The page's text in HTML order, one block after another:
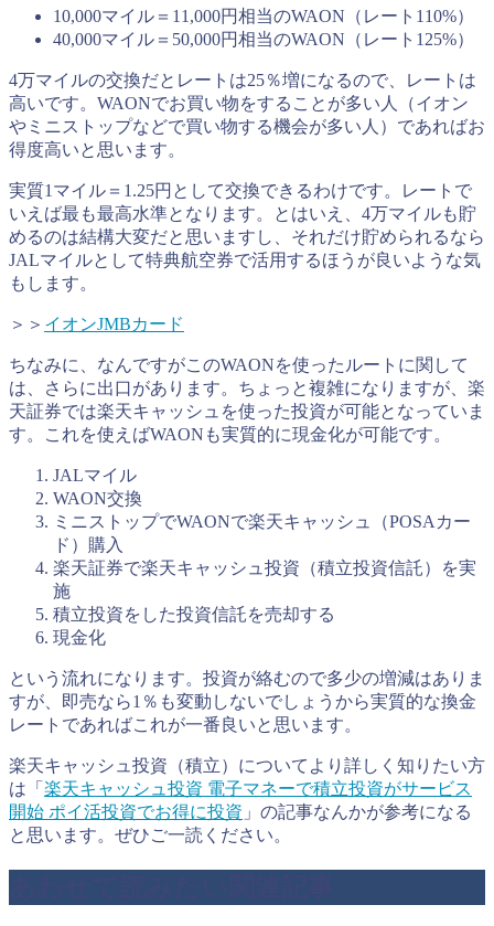
10,000マイル＝11,000円相当のWAON（レート110%）
40,000マイル＝50,000円相当のWAON（レート125%）
4万マイルの交換だとレートは25％増になるので、レートは
高いです。WAONでお買い物をすることが多い人（イオン
やミニストップなどで買い物する機会が多い人）であればお
得度高いと思います。
実質1マイル＝1.25円として交換できるわけです。レートで
いえば最も最高水準となります。とはいえ、4万マイルも貯
めるのは結構大変だと思いますし、それだけ貯められるなら
JALマイルとして特典航空券で活用するほうが良いような気
もします。
＞＞ イオンJMBカード
ちなみに、なんですがこのWAONを使ったルートに関して
は、さらに出口があります。ちょっと複雑になりますが、楽
天証券では楽天キャッシュを使った投資が可能となっていま
す。これを使えばWAONも実質的に現金化が可能です。
JALマイル
WAON交換
ミニストップでWAONで楽天キャッシュ（POSAカー
ド）購入
楽天証券で楽天キャッシュ投資（積立投資信託）を実
施
積立投資をした投資信託を売却する
現金化
という流れになります。投資が絡むので多少の増減はありま
すが、即売なら1％も変動しないでしょうから実質的な換金
レートであればこれが一番良いと思います。
楽天キャッシュ投資（積立）についてより詳しく知りたい方
は「 楽天キャッシュ投資 電子マネーで積立投資がサービス
開始 ポイ活投資でお得に投資 」の記事なんかが参考になる
と思います。ぜひご一読ください。